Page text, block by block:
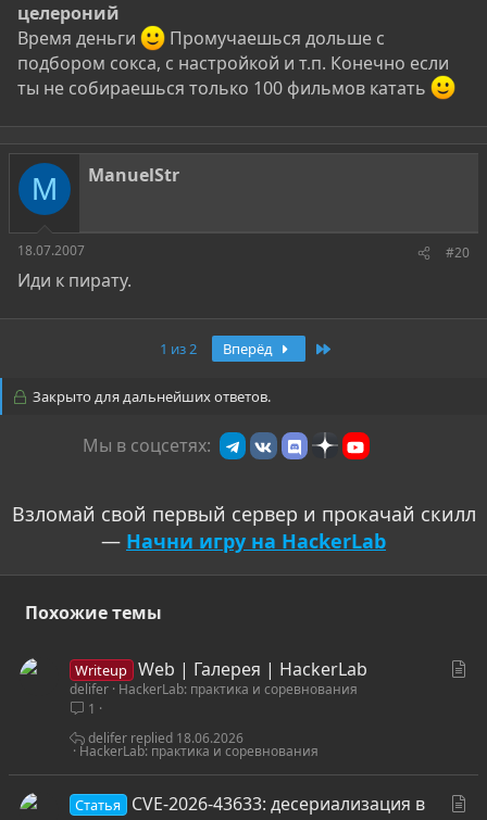
целероний
Время деньги
Промучаешься дольше с
подбором сокса, с настройкой и т.п. Конечно если
ты не собираешься только 100 фильмов катать
M ManuelStr
18.07.2007 #20
Иди к пирату.
1 из 2 Вперёд
Закрыто для дальнейших ответов.
Мы в соцсетях:
Взломай свой первый сервер и прокачай скилл
— Начни игру на HackerLab
Похожие темы
Writeup Web | Галерея | HackerLab
delifer HackerLab: практика и соревнования
1
HackerLab: практика и соревнования
18.06.2026
delifer
Статья
CVE-2026-43633: десериализация в